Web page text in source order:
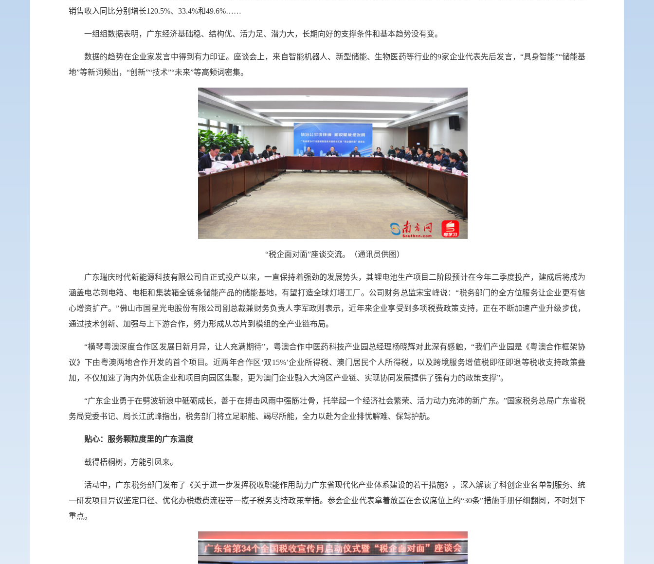
销售收入同比分别增长120.5%、33.4%和49.6%……
一组组数据表明，广东经济基础稳、结构优、活力足、潜力大，长期向好的支撑条件和基本趋势没有变。
数据的趋势在企业家发言中得到有力印证。座谈会上，来自智能机器人、新型储能、生物医药等行业的9家企业代表先后发言，“具身智能”“储能基
地”等新词频出，“创新”“技术”“未来”等高频词密集。
“税企面对面”座谈交流。（通讯员供图）
广东瑞庆时代新能源科技有限公司自正式投产以来，一直保持着强劲的发展势头，其锂电池生产项目二阶段预计在今年二季度投产，建成后将成为
涵盖电芯到电箱、电柜和集装箱全链条储能产品的储能基地，有望打造全球灯塔工厂。公司财务总监宋宝峰说：“税务部门的全方位服务让企业更有信
心增资扩产。”佛山市国星光电股份有限公司副总裁兼财务负责人李军政则表示，近年来企业享受到多项税费政策支持，正在不断加速产业升级步伐，
通过技术创新、加强与上下游合作，努力形成从芯片到模组的全产业链布局。
“横琴粤澳深度合作区发展日新月异，让人充满期待”，粤澳合作中医药科技产业园总经理杨晓辉对此深有感触，“我们产业园是《粤澳合作框架协
议》下由粤澳两地合作开发的首个项目。近两年合作区‘双15%’企业所得税、澳门居民个人所得税，以及跨境服务增值税即征即退等税收支持政策叠
加，不仅加速了海内外优质企业和项目向园区集聚，更为澳门企业融入大湾区产业链、实现协同发展提供了强有力的政策支撑”。
“广东企业勇于在劈波斩浪中砥砺成长，善于在搏击风雨中强筋壮骨，托举起一个经济社会繁荣、活力动力充沛的新广东。”国家税务总局广东省税
务局党委书记、局长江武峰指出，税务部门将立足职能、竭尽所能，全力以赴为企业排忧解难、保驾护航。
贴心：服务颗粒度里的广东温度
载得梧桐树，方能引凤来。
活动中，广东税务部门发布了《关于进一步发挥税收职能作用助力广东省现代化产业体系建设的若干措施》，深入解读了科创企业名单制服务、统
一研发项目异议鉴定口径、优化办税缴费流程等一揽子税务支持政策举措。参会企业代表拿着放置在会议席位上的“30条”措施手册仔细翻阅，不时划下
重点。